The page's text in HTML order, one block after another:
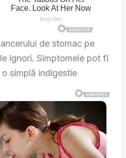
de stomac pe
ignori. Simptomele pot fi
simplă indigestie